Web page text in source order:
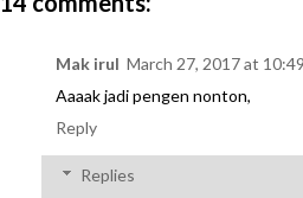
Mak irul March 27, 2017 at
Aaaak jadi pengen nonton,
Reply
Replies